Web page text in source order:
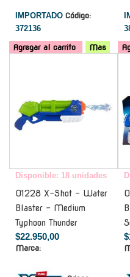
IMPORTADO Código:
372136
Agregar al carrito Mas
Disponible: 18 unidades
01228 X-Shot - Water
Blaster - Medium
Typhoon Thunder
$22.950,00
Marca: